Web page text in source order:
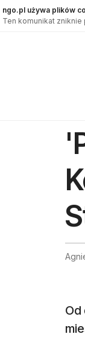
ngo.pl używa plików
Ten komunikat
Od